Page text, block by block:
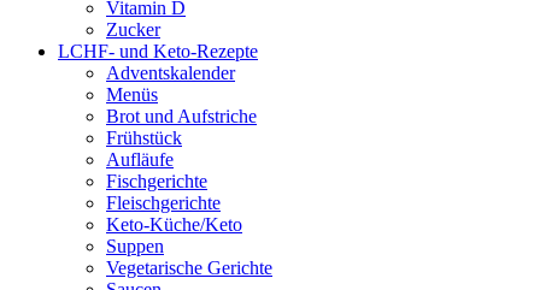
Vitamin D
Zucker
LCHF- und Keto-Rezepte
Adventskalender
Menüs
Brot und Aufstriche
Frühstück
Aufläufe
Fischgerichte
Fleischgerichte
Keto-Küche/Keto
Suppen
Vegetarische Gerichte